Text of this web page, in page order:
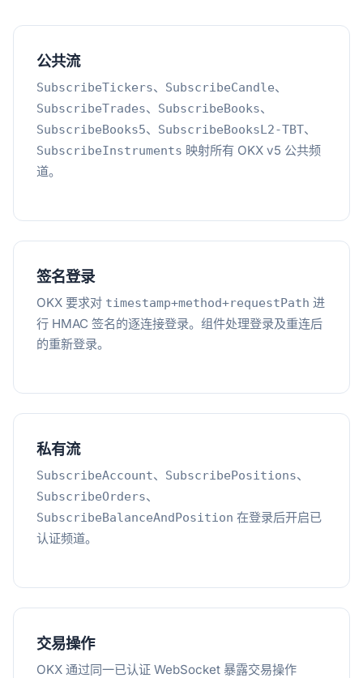
公共流
SubscribeTickers、 SubscribeCandle、
SubscribeTrades、 SubscribeBooks、
SubscribeBooks5、 SubscribeBooksL2-TBT、
SubscribeInstruments 映射所有 OKX v5 公共频
道。
签名登录
OKX 要求对 timestamp+method+requestPath 进
行 HMAC 签名的逐连接登录。组件处理登录及重连后
的重新登录。
私有流
SubscribeAccount、 SubscribePositions、
SubscribeOrders、
SubscribeBalanceAndPosition 在登录后开启已
认证频道。
交易操作
OKX 通过同一已认证 WebSocket 暴露交易操作